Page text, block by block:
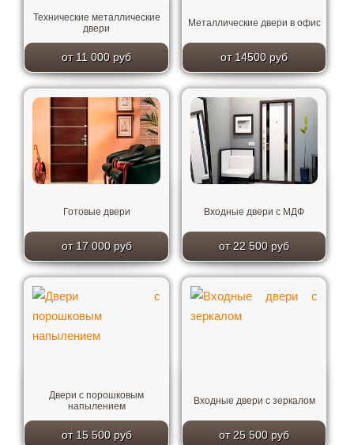
Технические металлические
двери
от 11 000 руб
Металлические двери в офис
от 14500 руб
Готовые двери
от 17 000 руб
Входные двери с МДФ
от 22 500 руб
Двери с порошковым
напылением
от 15 500 руб
Входные двери с зеркалом
от 25 500 руб